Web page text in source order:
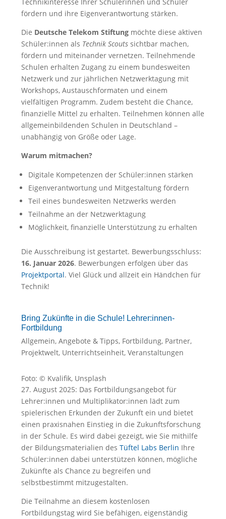
Technikinteresse Ihrer Schülerinnen und Schüler
fördern und ihre Eigenverantwortung stärken.
Die Deutsche Telekom Stiftung möchte diese aktiven
Schüler:innen als Technik Scouts sichtbar machen,
fördern und miteinander vernetzen. Teilnehmende
Schulen erhalten Zugang zu einem bundesweiten
Netzwerk und zur jährlichen Netzwerktagung mit
Workshops, Austauschformaten und einem
vielfältigen Programm. Zudem besteht die Chance,
finanzielle Mittel zu erhalten. Teilnehmen können alle
allgemeinbildenden Schulen in Deutschland –
unabhängig von Größe oder Lage.
Warum mitmachen?
Digitale Kompetenzen der Schüler:innen stärken
Eigenverantwortung und Mitgestaltung fördern
Teil eines bundesweiten Netzwerks werden
Teilnahme an der Netzwerktagung
Möglichkeit, finanzielle Unterstützung zu erhalten
Die Ausschreibung ist gestartet. Bewerbungsschluss:
16. Januar 2026. Bewerbungen erfolgen über das
Projektportal. Viel Glück und allzeit ein Händchen für
Technik!
Bring Zukünfte in die Schule! Lehrer:innen-
Fortbildung
Allgemein, Angebote & Tipps, Fortbildung, Partner,
Projektwelt, Unterrichtseinheit, Veranstaltungen
Foto: © Kvalifik, Unsplash
27. August 2025: Das Fortbildungsangebot für
Lehrer:innen und Multiplikator:innen lädt zum
spielerischen Erkunden der Zukunft ein und bietet
einen praxisnahen Einstieg in die Zukunftsforschung
in der Schule. Es wird dabei gezeigt, wie Sie mithilfe
der Bildungsmaterialien des Tüftel Labs Berlin Ihre
Schüler:innen dabei unterstützen können, mögliche
Zukünfte als Chance zu begreifen und
selbstbestimmt mitzugestalten.
Die Teilnahme an diesem kostenlosen
Fortbildungstag wird Sie befähigen, eigenständig